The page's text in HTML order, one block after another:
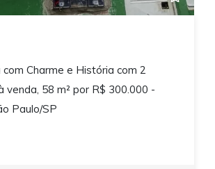
com Charme e História com 2
venda, 58 m² por R$ 300.000 -
Paulo/SP